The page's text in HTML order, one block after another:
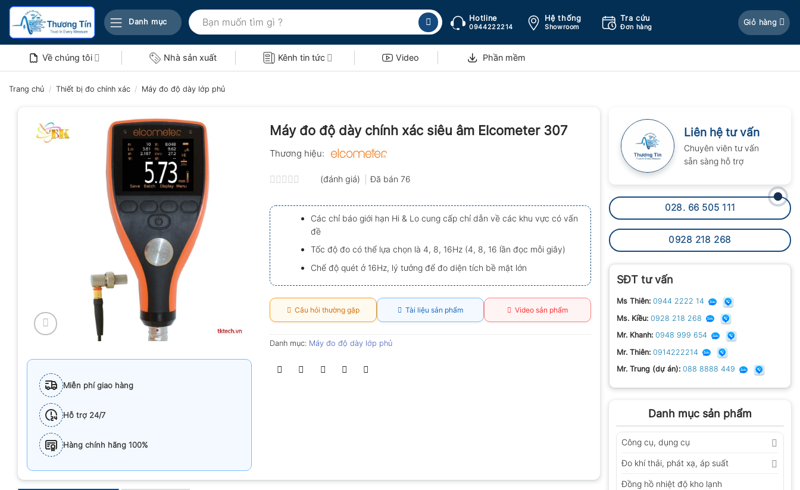
Bỏ
nội
Danh mục
Tìm
kiếm:
Hotline
0944222214
Hệ thống
Showroom
Tra cứu
Đơn hàng
Giỏ hàng
Về chúng tôi Nhà sản xuất Kênh tin tức Video Phần mềm
Trang chủ / Thiết bị đo chính xác / Máy đo độ dày lớp phủ
Liên hệ tư vấn
Chuyên viên tư vấn
sẵn sàng hỗ trợ
028. 66 505 111
0928 218 268
SĐT tư vấn
Ms Thiên: 0944 2222 14
Ms. Kiều: 0928 218 268
Mr. Khanh: 0948 999 654
Mr. Thiên: 0914222214
Mr. Trung (dự án): 088 8888 449
Danh mục sản phẩm
Công cụ, dụng cụ
Đo khí thải, phát xạ, áp suất
Đồng hồ nhiệt độ kho lạnh
Miễn phí giao hàng
Hỗ trợ 24/7
Hàng chính hãng 100%
Máy đo độ dày chính xác siêu âm Elcometer 307
Thương hiệu:
xếp
hạng
0.0
5
sao
(đánh giá) Đã bán76
Các chỉ báo giới hạn Hi & Lo cung cấp chỉ dẫn về các khu vực có vấn
đề
Tốc độ đo có thể lựa chọn là 4, 8, 16Hz (4, 8, 16 lần đọc mỗi giây)
Chế độ quét ở 16Hz, lý tưởng để đo diện tích bề mặt lớn
Câu hỏi thường gặp Tài liệu sản phẩm Video sản phẩm
Danh mục: Máy đo độ dày lớp phủ